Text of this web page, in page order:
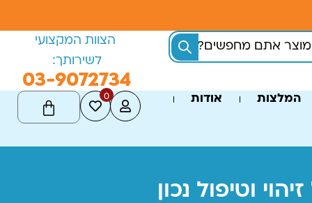
הצוות המקצועי
לשירותך:
03-9072734
המלצות אודות 0
וטיפול נכון